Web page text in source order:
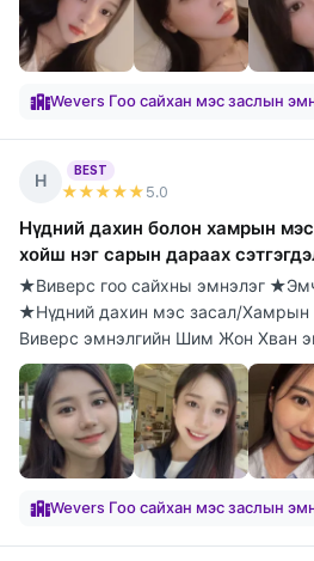
Wevers Гоо сайхан мэс заслын
Н
BEST
★★★★★ 5.0
Нүдний дахин болон хамрын мэс
хойш нэг сарын дараах
★Виверс гоо сайхны эмнэлэг
★Нүдний дахин мэс засал/Хамрын
Виверс эмнэлгийн Шим Жон Хван
болон х...
Wevers Гоо сайхан мэс заслын